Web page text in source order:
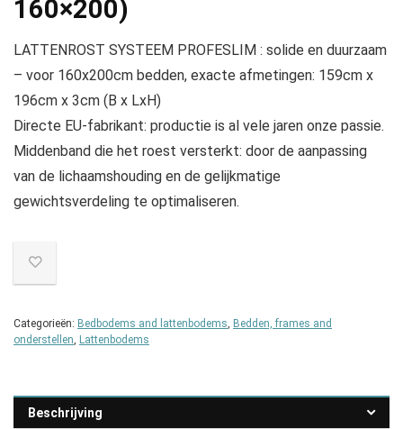
160×200)
LATTENROST SYSTEEM PROFESLIM : solide en duurzaam
– voor 160x200cm bedden, exacte afmetingen: 159cm x
196cm x 3cm (B x LxH)
Directe EU-fabrikant: productie is al vele jaren onze passie.
Middenband die het roest versterkt: door de aanpassing
van de lichaamshouding en de gelijkmatige
gewichtsverdeling te optimaliseren.
Categorieën: Bedbodems and lattenbodems, Bedden, frames and
onderstellen, Lattenbodems
Beschrijving